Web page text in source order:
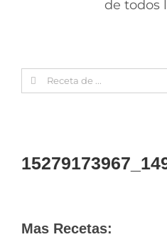
de todos
Search
for:
Mas Recetas: